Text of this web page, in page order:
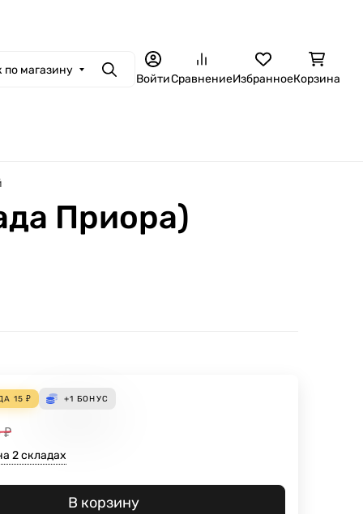
по магазину ПоискВойтиСравнениеИзбранноеКорзина
Приора)
15 ₽ +1 БОНУС
₽
2 складах
В корзину